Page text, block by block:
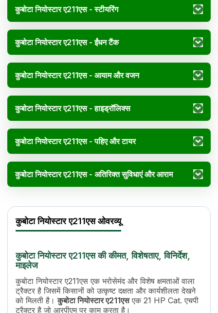
कुबोटा नियोस्टार ए211एस - स्टीयरिंग
कुबोटा नियोस्टार ए211एस - ईंधन टैंक
कुबोटा नियोस्टार ए211एस - आयाम और वजन
कुबोटा नियोस्टार ए211एस - हाइड्रॉलिक्स
कुबोटा नियोस्टार ए211एस - पहिए और टायर
कुबोटा नियोस्टार ए211एस - अतिरिक्त सुविधाएं और आराम
इंजन का नाम
E-TVCS
सिलेंडर
3
डिस्प्लेसमेंट
कूलिंग सिस्टम
Liquid Cooled
टॉर्क
58.3 Nm
गियर की संख्या
9 Forward + 3 Reverse
कुबोटा नियोस्टार ए211एस ओवरव्यू
कुबोटा नियोस्टार ए211एस की कीमत, विशेषताए, विनिर्देश,
माइलेज
कुबोटा नियोस्टार ए211एस एक भरोसेमंद और विशेष क्षमताओं वाला
ट्रैक्टर है जिसमें किसानों को उत्कृष्ट दक्षता और कार्यशीलता देखने
को मिलती है।कुबोटा नियोस्टार ए211एसएक 21 HP Cat. एचपी
ट्रैक्टर है जो आरपीएम पर काम करता है।